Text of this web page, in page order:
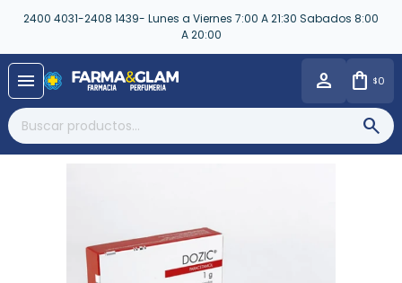
2400 4031-2408 1439- Lunes a Viernes 7:00 A 21:30 Sabados 8:00
A 20:00
menu $0